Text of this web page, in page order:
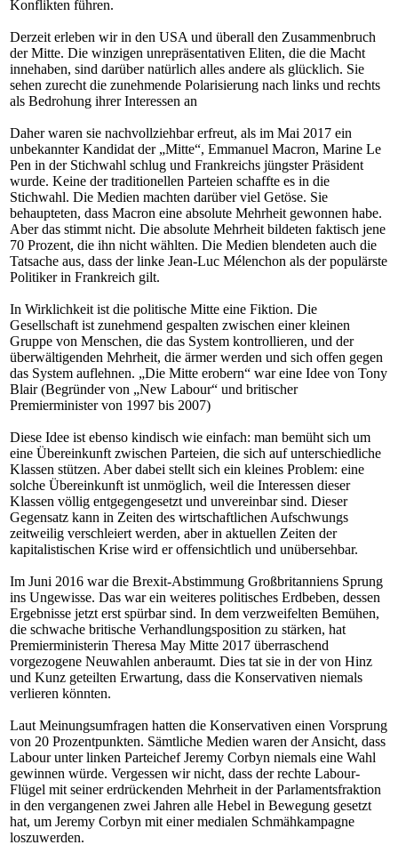
Konflikten führen.
Derzeit erleben wir in den USA und überall den Zusammenbruch
der Mitte. Die winzigen unrepräsentativen Eliten, die die Macht
innehaben, sind darüber natürlich alles andere als glücklich. Sie
sehen zurecht die zunehmende Polarisierung nach links und rechts
als Bedrohung ihrer Interessen an
Daher waren sie nachvollziehbar erfreut, als im Mai 2017 ein
unbekannter Kandidat der „Mitte“, Emmanuel Macron, Marine Le
Pen in der Stichwahl schlug und Frankreichs jüngster Präsident
wurde. Keine der traditionellen Parteien schaffte es in die
Stichwahl. Die Medien machten darüber viel Getöse. Sie
behaupteten, dass Macron eine absolute Mehrheit gewonnen habe.
Aber das stimmt nicht. Die absolute Mehrheit bildeten faktisch jene
70 Prozent, die ihn nicht wählten. Die Medien blendeten auch die
Tatsache aus, dass der linke Jean-Luc Mélenchon als der populärste
Politiker in Frankreich gilt.
In Wirklichkeit ist die politische Mitte eine Fiktion. Die
Gesellschaft ist zunehmend gespalten zwischen einer kleinen
Gruppe von Menschen, die das System kontrollieren, und der
überwältigenden Mehrheit, die ärmer werden und sich offen gegen
das System auflehnen. „Die Mitte erobern“ war eine Idee von Tony
Blair (Begründer von „New Labour“ und britischer
Premierminister von 1997 bis 2007)
Diese Idee ist ebenso kindisch wie einfach: man bemüht sich um
eine Übereinkunft zwischen Parteien, die sich auf unterschiedliche
Klassen stützen. Aber dabei stellt sich ein kleines Problem: eine
solche Übereinkunft ist unmöglich, weil die Interessen dieser
Klassen völlig entgegengesetzt und unvereinbar sind. Dieser
Gegensatz kann in Zeiten des wirtschaftlichen Aufschwungs
zeitweilig verschleiert werden, aber in aktuellen Zeiten der
kapitalistischen Krise wird er offensichtlich und unübersehbar.
Im Juni 2016 war die Brexit-Abstimmung Großbritanniens Sprung
ins Ungewisse. Das war ein weiteres politisches Erdbeben, dessen
Ergebnisse jetzt erst spürbar sind. In dem verzweifelten Bemühen,
die schwache britische Verhandlungsposition zu stärken, hat
Premierministerin Theresa May Mitte 2017 überraschend
vorgezogene Neuwahlen anberaumt. Dies tat sie in der von Hinz
und Kunz geteilten Erwartung, dass die Konservativen niemals
verlieren könnten.
Laut Meinungsumfragen hatten die Konservativen einen Vorsprung
von 20 Prozentpunkten. Sämtliche Medien waren der Ansicht, dass
Labour unter linken Parteichef Jeremy Corbyn niemals eine Wahl
gewinnen würde. Vergessen wir nicht, dass der rechte Labour-
Flügel mit seiner erdrückenden Mehrheit in der Parlamentsfraktion
in den vergangenen zwei Jahren alle Hebel in Bewegung gesetzt
hat, um Jeremy Corbyn mit einer medialen Schmähkampagne
loszuwerden.